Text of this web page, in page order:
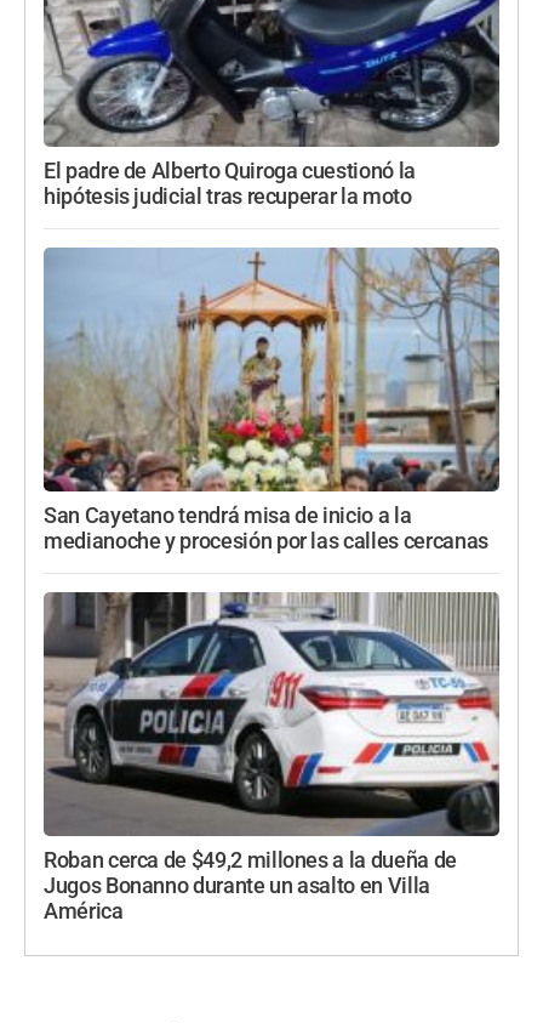
El padre de Alberto Quiroga cuestionó la
hipótesis judicial tras recuperar la moto
San Cayetano tendrá misa de inicio a la
medianoche y procesión por las calles cercanas
Roban cerca de $49,2 millones a la dueña de
Jugos Bonanno durante un asalto en Villa
América